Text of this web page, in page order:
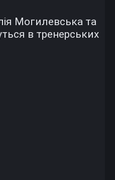
Могилевська та
в тренерських